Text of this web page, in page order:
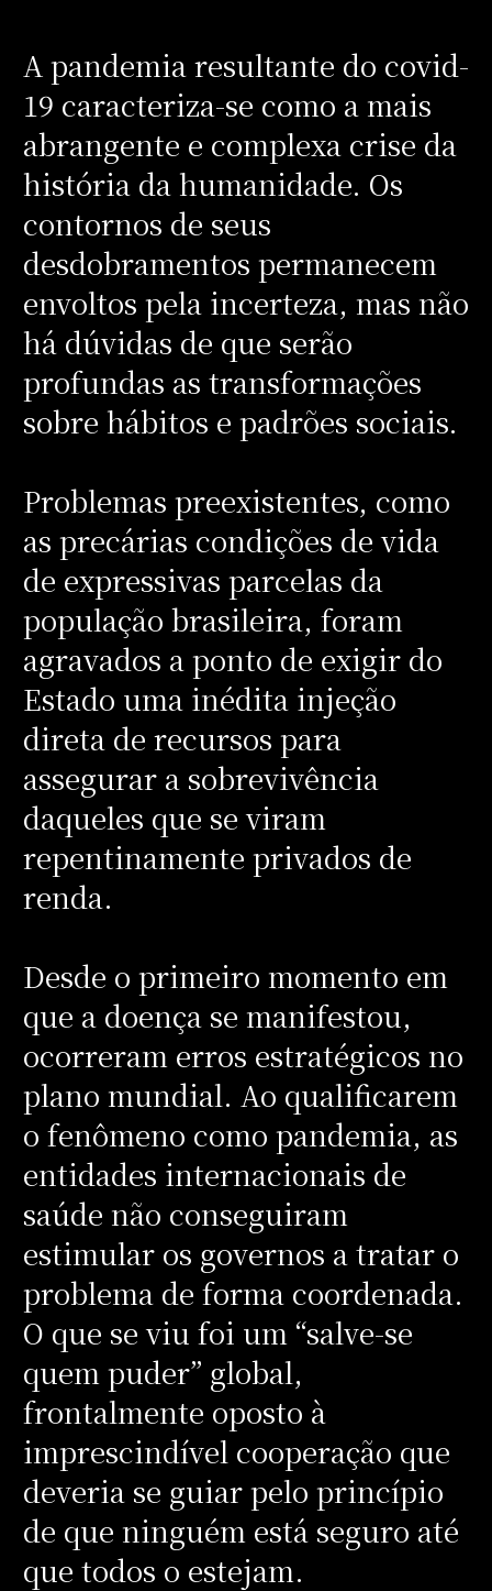
A pandemia resultante do covid-
19 caracteriza-se como a mais
abrangente e complexa crise da
história da humanidade. Os
contornos de seus
desdobramentos permanecem
envoltos pela incerteza, mas não
há dúvidas de que serão
profundas as transformações
sobre hábitos e padrões sociais.
Problemas preexistentes, como
as precárias condições de vida
de expressivas parcelas da
população brasileira, foram
agravados a ponto de exigir do
Estado uma inédita injeção
direta de recursos para
assegurar a sobrevivência
daqueles que se viram
repentinamente privados de
renda.
Desde o primeiro momento em
que a doença se manifestou,
ocorreram erros estratégicos no
plano mundial. Ao qualificarem
o fenômeno como pandemia, as
entidades internacionais de
saúde não conseguiram
estimular os governos a tratar o
problema de forma coordenada.
O que se viu foi um “salve-se
quem puder” global,
frontalmente oposto à
imprescindível cooperação que
deveria se guiar pelo princípio
de que ninguém está seguro até
que todos o estejam.